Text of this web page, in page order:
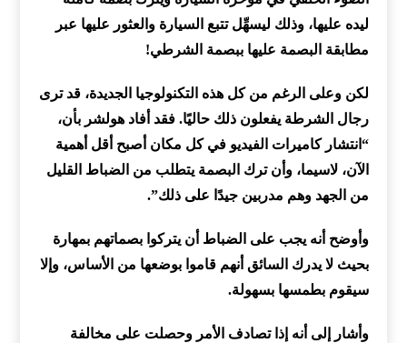
ليده عليها، وذلك ليسهِّل تتبع السيارة والعثور عليها عبر
مطابقة البصمة عليها ببصمة الشرطي!
لكن وعلى الرغم من كل هذه التكنولوجيا الجديدة، قد ترى
رجال الشرطة يفعلون ذلك حاليًا. فقد أفاد هولشر بأن،
“انتشار كاميرات الفيديو في كل مكان أصبح أقل أهمية
الآن، لاسيما، وأن ترك البصمة يتطلب من الضباط القليل
من الجهد وهم مدربين جيدًا على ذلك”.
وأوضح أنه يجب على الضباط أن يتركوا بصماتهم بمهارة
بحيث لا يدرك السائق أنهم قاموا بوضعها من الأساس، وإلا
سيقوم بطمسها بسهولة.
وأشار إلى أنه إذا تصادف الأمر وحصلت على مخالفة